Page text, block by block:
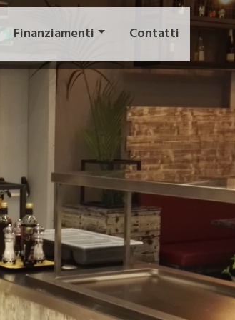
Finanziamenti Contatti